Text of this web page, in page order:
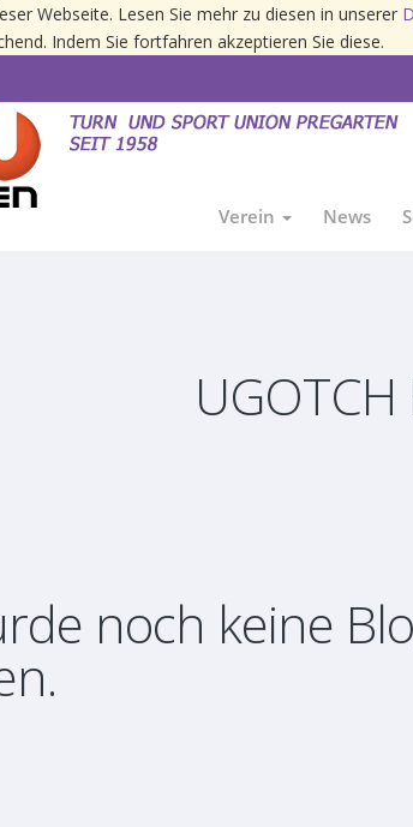
Webseite. Lesen Sie mehr zu diesen in unserer
Indem Sie fortfahren akzeptieren Sie diese.
Verein News
noch keine